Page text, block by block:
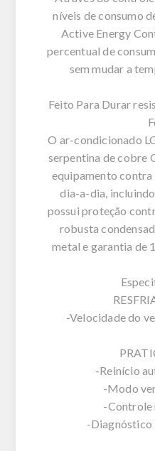
níveis de consumo
Active Energy
percentual de
sem mudar a
Feito Para Durar
O ar-condicionado
serpentina de cobre
equipamento contra
dia-a-dia,
possui proteção
robusta
metal e garantia de
-Velocidade do
-Reinício
-Modo
-Controle
-Diagnóstico